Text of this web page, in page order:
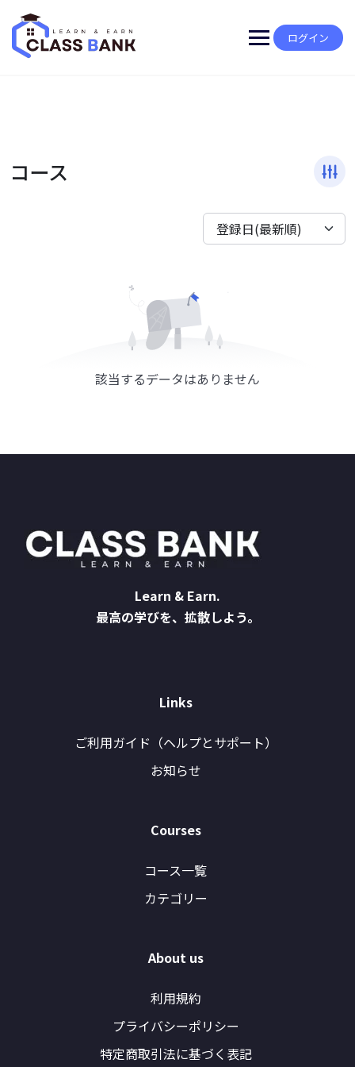
content
ログイン
コース
登録日(最新順)
該当するデータはありません
Learn & Earn.
最高の学びを、拡散しよう。
Links
ご利用ガイド（ヘルプとサポート）
お知らせ
Courses
コース一覧
カテゴリー
About us
利用規約
プライバシーポリシー
特定商取引法に基づく表記